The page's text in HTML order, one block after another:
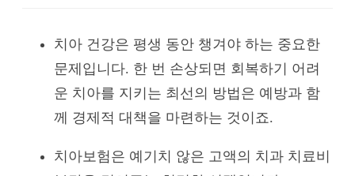
치아 건강은 평생 동안 챙겨야 하는 중요한
문제입니다. 한 번 손상되면 회복하기 어려
운 치아를 지키는 최선의 방법은 예방과 함
께 경제적 대책을 마련하는 것이죠.
치아보험은 예기치 않은 고액의 치과 치료비